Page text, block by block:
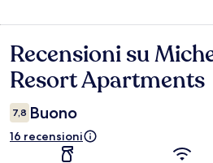
Recensioni
Recensioni su
Resort Apartments
7,8 Buono
16 recensioni